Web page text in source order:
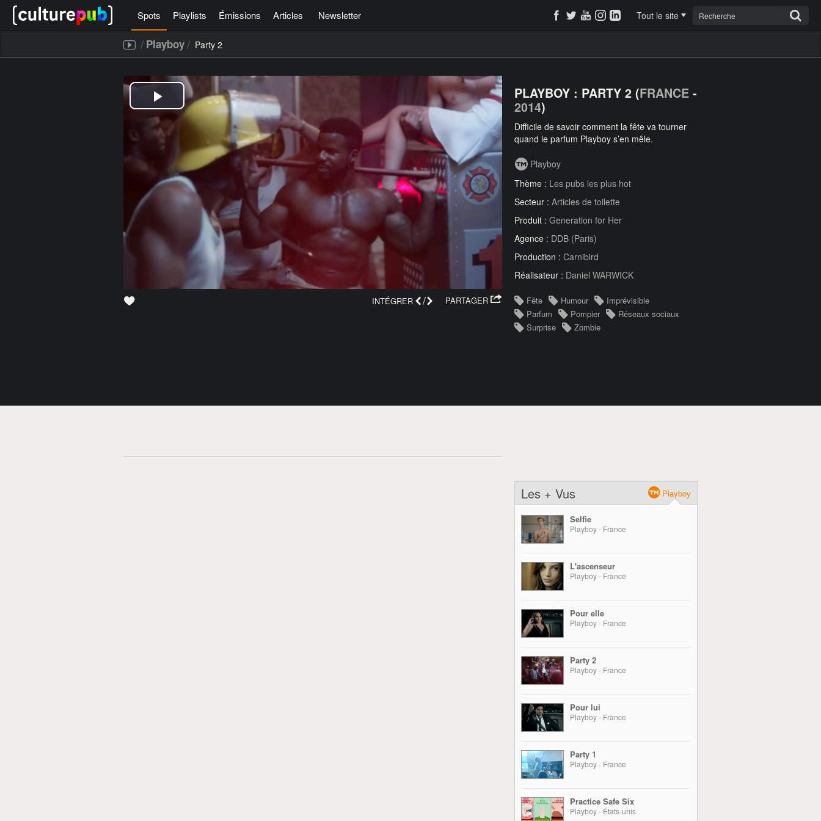
Spots Playlists Émissions Articles Newsletter Tout le site
/ Playboy/ Party 2
PARTAGER
INTÉGRER /
PLAYBOY : PARTY 2 (FRANCE -
2014)
Difficile de savoir comment la fête va tourner
quand le parfum Playboy s’en mêle.
Playboy
Thème : Les pubs les plus hot
Secteur : Articles de toilette
Produit : Generation for Her
Agence : DDB (Paris)
Production : Carnibird
Réalisateur : Daniel WARWICK
Fête Humour
Imprévisible
Parfum
Pompier
Réseaux sociaux
Surprise
Zombie
Les + Vus Playboy
Selfie
Playboy - France
L'ascenseur
Playboy - France
Pour elle
Playboy - France
Party 2
Playboy - France
Pour lui
Playboy - France
Party 1
Playboy - France
Practice Safe Six
Playboy - États-unis